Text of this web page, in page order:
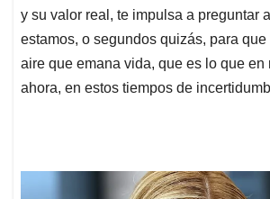
y su valor real, te impulsa a preguntar
estamos, o segundos quizás, para
aire que emana vida, que es lo que en
ahora, en estos tiempos de